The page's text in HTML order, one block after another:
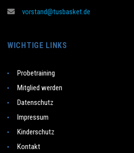
vorstand@tusbasket.de
WICHTIGE LINKS
Probetraining
Mitglied werden
Datenschutz
Impressum
Kinderschutz
Kontakt